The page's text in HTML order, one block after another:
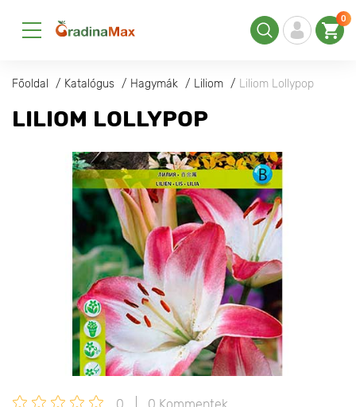
0
Főoldal Katalógus Hagymák Liliom Liliom Lollypop
LILIOM LOLLYPOP
0 0 Kommentek